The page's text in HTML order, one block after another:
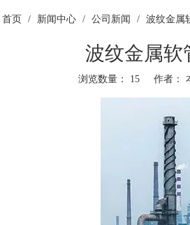
首页 / 新闻中心 / 公司新闻 / 波纹金属
波纹金属软
浏览数量： 15 作者：